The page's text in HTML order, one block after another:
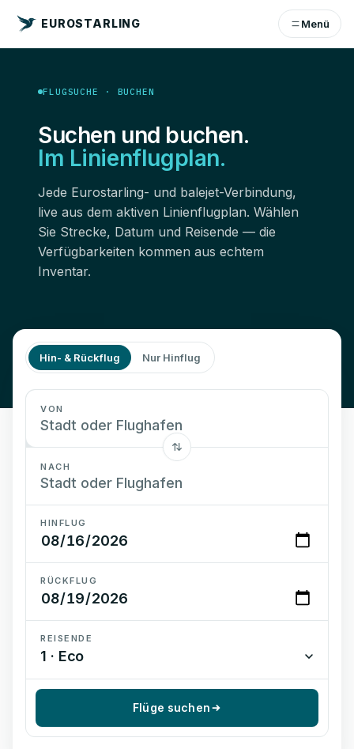
EUROSTARLING Menü
FLUGSUCHE · BUCHEN
Suchen und buchen.
Im Linienflugplan.
Jede Eurostarling- und balejet-Verbindung,
live aus dem aktiven Linienflugplan. Wählen
Sie Strecke, Datum und Reisende — die
Verfügbarkeiten kommen aus echtem
Inventar.
Hin- & Rückflug Nur Hinflug
VON
NACH
HINFLUG
RÜCKFLUG
REISENDE
1 · Eco
Flüge suchen